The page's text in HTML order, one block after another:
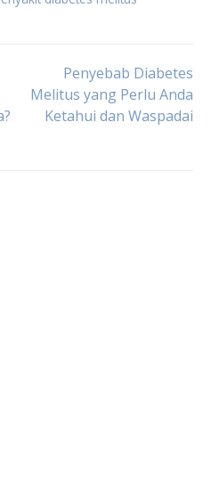
Penyebab Diabetes
Melitus yang Perlu Anda
Ketahui dan Waspadai